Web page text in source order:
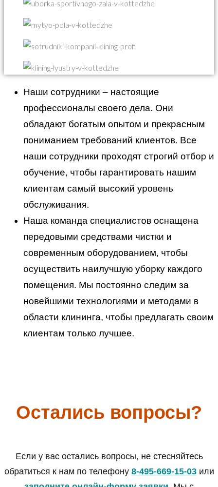
Наши сотрудники – настоящие
профессионалы своего дела. Они
обладают богатым опытом и прекрасным
пониманием требований клиентов. Все
наши сотрудники проходят строгий отбор и
обучение, чтобы гарантировать нашим
клиентам самый высокий уровень
обслуживания.
Наша команда специалистов оснащена
передовыми средствами чистки и
современным оборудованием, чтобы
осуществить наилучшую уборку каждого
помещения. Мы постоянно следим за
новейшими технологиями и методами в
области клининга, чтобы предлагать своим
клиентам только лучшее.
Остались вопросы?
Если у вас остались вопросы, не стесняйтесь
обратиться к нам по телефону 8-495-669-15-03или